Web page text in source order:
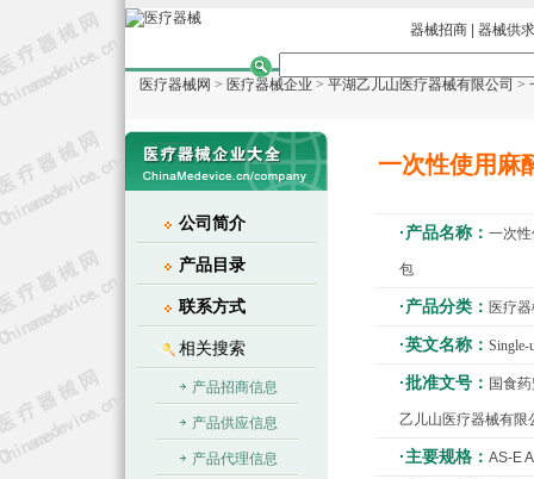
器械招商 器械供求
医疗器械网 > 医疗器械企业 > 平湖乙儿山医疗器械有限公司 >
一次性使用麻
·产品名称： 一次
包
·产品分类： 医疗
·英文名称： Single-
·批准文号： 国食
乙儿山医疗器械有限
·主要规格： AS-E
公司简介
产品目录
联系方式
相关搜索
产品招商信息
产品供应信息
产品代理信息